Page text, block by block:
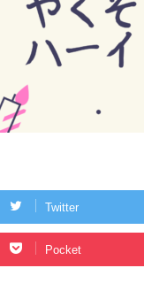
Twitter
Pocket